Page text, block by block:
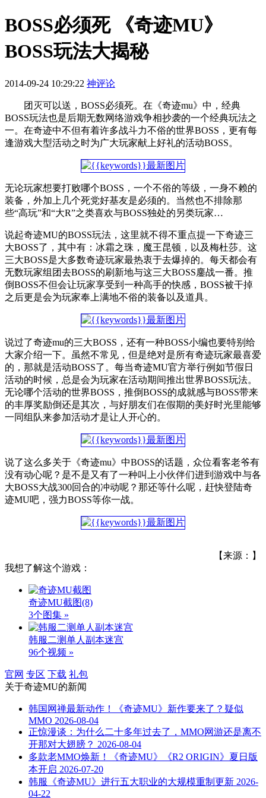
BOSS必须死 《奇迹MU》
BOSS玩法大揭秘
2014-09-24 10:29:22 神评论
团灭可以送，BOSS必须死。在《奇迹mu》中，经典
BOSS玩法也是后期无数网络游戏争相抄袭的一个经典玩法之
一。在奇迹中不但有着许多战斗力不俗的世界BOSS，更有每
逢游戏大型活动之时为广大玩家献上好礼的活动BOSS。
无论玩家想要打败哪个BOSS，一个不俗的等级，一身不赖的
装备，外加上几个死党好基友是必须的。当然也不排除那
些“高玩”和“大R”之类喜欢与BOSS独处的另类玩家…
说起奇迹MU的BOSS玩法，这里就不得不重点提一下奇迹三
大BOSS了，其中有：冰霜之珠，魔王昆顿，以及梅杜莎。这
三大BOSS是大多数奇迹玩家最热衷于去爆掉的。每天都会有
无数玩家组团去BOSS的刷新地与这三大BOSS鏖战一番。推
倒BOSS不但会让玩家享受到一种高手的快感，BOSS被干掉
之后更是会为玩家奉上满地不俗的装备以及道具。
说过了奇迹mu的三大BOSS，还有一种BOSS小编也要特别给
大家介绍一下。虽然不常见，但是绝对是所有奇迹玩家最喜爱
的，那就是活动BOSS了。每当奇迹MU官方举行例如节假日
活动的时候，总是会为玩家在活动期间推出世界BOSS玩法。
无论哪个活动的世界BOSS，推倒BOSS的成就感与BOSS带来
的丰厚奖励倒还是其次，与好朋友们在假期的美好时光里能够
一同组队来参加活动才是让人开心的。
说了这么多关于《奇迹mu》中BOSS的话题，众位看客老爷有
没有动心呢？是不是又有了一种叫上小伙伴们进到游戏中与各
大BOSS大战300回合的冲动呢？那还等什么呢，赶快登陆奇
迹MU吧，强力BOSS等你一战。
【来源：】
我想了解这个游戏：
奇迹MU截图(8)
3个图集 »
韩服二测单人副本迷宫
96个视频 »
官网 专区 下载 礼包
关于奇迹MU的新闻
韩国网禅最新动作！《奇迹MU》新作要来了？疑似
MMO 2026-08-04
正惊漫谈：为什么二十多年过去了，MMO网游还是离不
开那对大翅膀？ 2026-08-04
多款老MMO焕新！《奇迹MU》《R2 ORIGIN》夏日版
本开启 2026-07-20
韩服《奇迹MU》进行五大职业的大规模重制更新 2026-
04-22